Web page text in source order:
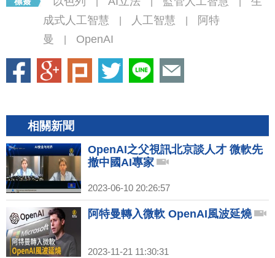
成式人工智慧
人工智慧
阿特
曼
OpenAI
相關新聞
OpenAI之父視訊北京談人才 微軟先
撤中國AI專家
2023-06-10 20:26:57
阿特曼轉入微軟 OpenAI風波延燒
2023-11-21 11:30:31